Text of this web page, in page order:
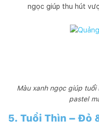
ngọc giúp thu hút
Màu xanh ngọc giúp
pastel
5. Tuổi Thìn – Đỏ